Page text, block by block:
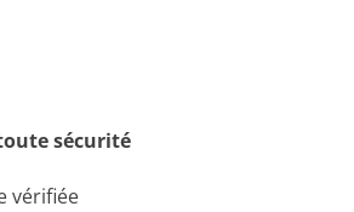
sécurité
vérifiée